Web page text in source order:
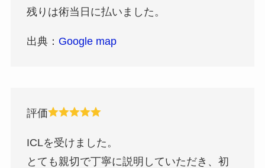
残りは術当日に払いました。
出典： Google map
評価
ICLを受けました。
とても親切で丁寧に説明していただき、初